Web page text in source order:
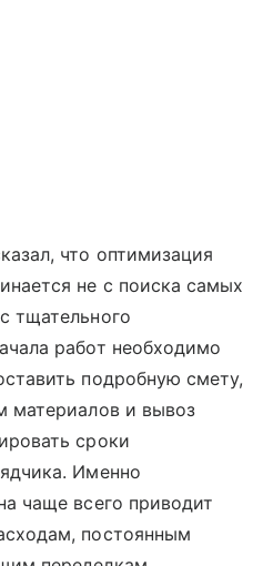
что оптимизация
не с поиска самых
тщательного
работ необходимо
подробную смету,
материалов и вывоз
сроки
Именно
чаще всего приводит
постоянным